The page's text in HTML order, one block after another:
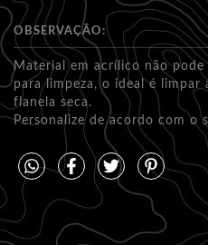
OBSERVAÇÃO:
Material em acrílico não
para limpeza, o ideal é limpar
flanela seca.
Personalize de acordo com o